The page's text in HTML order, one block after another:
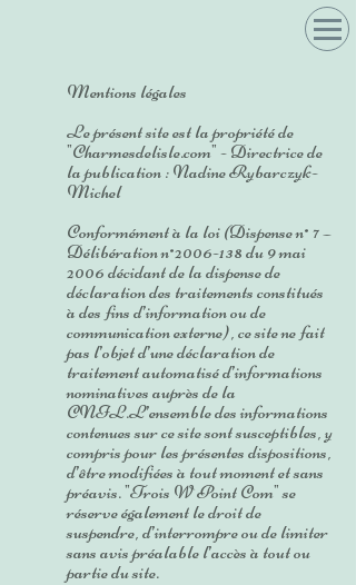
Mentions légales
Le présent site est la propriété de
"Charmesdelisle.com" - Directrice de
la publication : Nadine Rybarczyk-
Michel
Conformément à la loi (Dispense n° 7 –
Délibération n°2006-138du 9 mai
2006 décidant de la dispense de
déclaration des traitements constitués
à des fins d’information ou de
communication externe), ce site ne fait
pas l’objet d’une déclaration de
traitement automatisé d’informations
nominatives auprès de la
CNIL.L’ensemble des informations
contenues sur ce site sont susceptibles, y
compris pour les présentes dispositions,
d’être modifiées à tout moment et sans
préavis. "Trois W Point Com" se
réserve également le droit de
suspendre, d’interrompre ou de limiter
sans avis préalable l’accès à tout ou
partie du site.